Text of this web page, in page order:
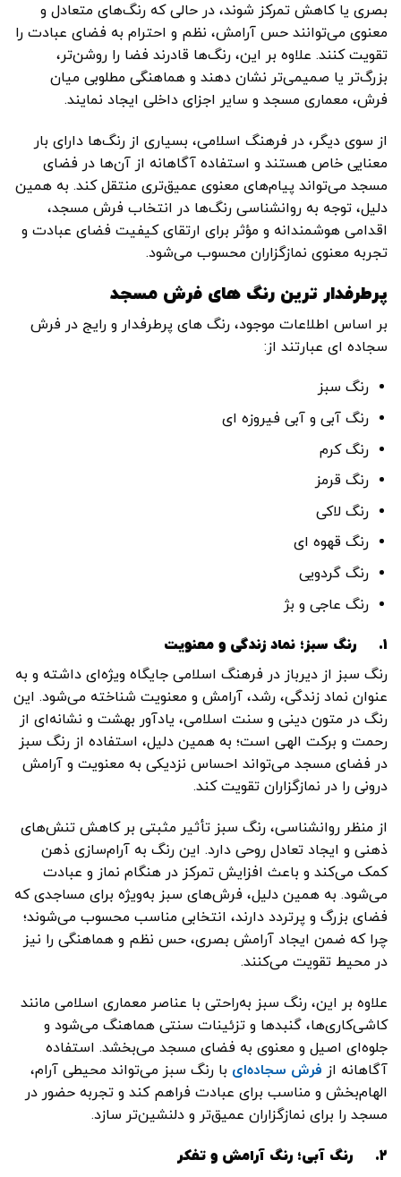
بصری یا کاهش تمرکز شوند، در حالی که رنگ‌های متعادل و
معنوی می‌توانند حس آرامش، نظم و احترام به فضای عبادت را
تقویت کنند. علاوه بر این، رنگ‌ها قادرند فضا را روشن‌تر،
بزرگ‌تر یا صمیمی‌تر نشان دهند و هماهنگی مطلوبی میان
فرش، معماری مسجد و سایر اجزای داخلی ایجاد نمایند.
از سوی دیگر، در فرهنگ اسلامی، بسیاری از رنگ‌ها دارای بار
معنایی خاص هستند و استفاده آگاهانه از آن‌ها در فضای
مسجد می‌تواند پیام‌های معنوی عمیق‌تری منتقل کند. به همین
دلیل، توجه به روانشناسی رنگ‌ها در انتخاب فرش مسجد،
اقدامی هوشمندانه و مؤثر برای ارتقای کیفیت فضای عبادت و
تجربه معنوی نمازگزاران محسوب می‌شود.
پرطرفدار ترین رنگ های فرش مسجد
بر اساس اطلاعات موجود، رنگ‌ های پرطرفدار و رایج در فرش
سجاده‌ ای عبارتند از:
رنگ سبز
رنگ آبی و آبی فیروزه ای
رنگ کرم
رنگ قرمز
رنگ لاکی
رنگ قهوه ای
رنگ گردویی
رنگ عاجی و بژ
۱.
رنگ سبز؛ نماد زندگی و معنویت
رنگ سبز از دیرباز در فرهنگ اسلامی جایگاه ویژه‌ای داشته و به
عنوان نماد زندگی، رشد، آرامش و معنویت شناخته می‌شود. این
رنگ در متون دینی و سنت اسلامی، یادآور بهشت و نشانه‌ای از
رحمت و برکت الهی است؛ به همین دلیل، استفاده از رنگ سبز
در فضای مسجد می‌تواند احساس نزدیکی به معنویت و آرامش
درونی را در نمازگزاران تقویت کند.
از منظر روانشناسی، رنگ سبز تأثیر مثبتی بر کاهش تنش‌های
ذهنی و ایجاد تعادل روحی دارد. این رنگ به آرام‌سازی ذهن
کمک می‌کند و باعث افزایش تمرکز در هنگام نماز و عبادت
می‌شود. به همین دلیل، فرش‌های سبز به‌ویژه برای مساجدی که
فضای بزرگ و پرتردد دارند، انتخابی مناسب محسوب می‌شوند؛
چرا که ضمن ایجاد آرامش بصری، حس نظم و هماهنگی را نیز
در محیط تقویت می‌کنند.
علاوه بر این، رنگ سبز به‌راحتی با عناصر معماری اسلامی مانند
کاشی‌کاری‌ها، گنبدها و تزئینات سنتی هماهنگ می‌شود و
جلوه‌ای اصیل و معنوی به فضای مسجد می‌بخشد. استفاده
آگاهانه از فرش سجاده‌ای با رنگ سبز می‌تواند محیطی آرام،
الهام‌بخش و مناسب برای عبادت فراهم کند و تجربه حضور در
مسجد را برای نمازگزاران عمیق‌تر و دلنشین‌تر سازد.
۲.
رنگ آبی؛ رنگ آرامش و تفکر